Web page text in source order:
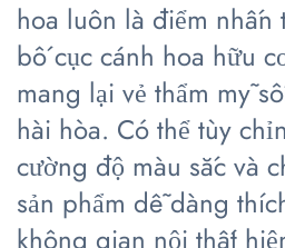
hoa luôn là điểm
bố cục cánh hoa hữu
mang lại vẻ thẩm mỹ
hài hòa. Có thể tùy
cường độ màu sắc và
sản phẩm dễ dàng
không gian nội thất